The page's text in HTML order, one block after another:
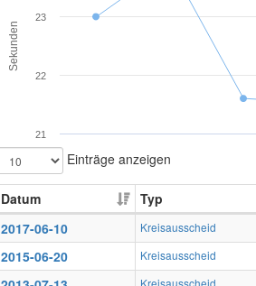
Sekunden
21
22
23
Einträge anzeigen
Datum
Typ
2017-06-10
Kreisausscheid
2015-06-20 Kreisausscheid
Kreisausscheid